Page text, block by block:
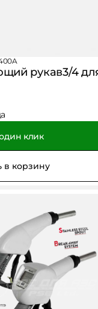
рукав3/4
клик
в корзину